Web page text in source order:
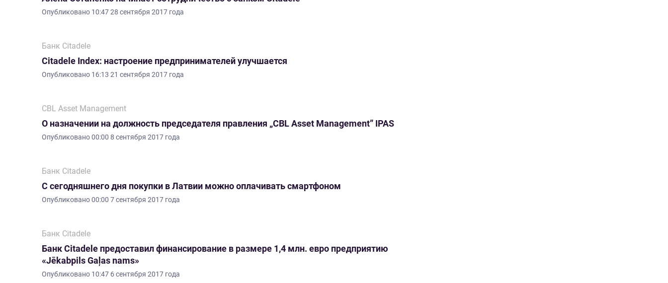
Опубликовано 10:47 28 сентября 2017 года
Банк Citadele
Citadele Index: настроение предпринимателей улучшается
Опубликовано 16:13 21 сентября 2017 года
CBL Asset Management
О назначении на должность председателя правления „CBL Asset Management” IPAS
Опубликовано00:00 8 сентября 2017 года
Банк Citadele
С сегодняшнего дня покупки в Латвии можно оплачивать смартфоном
Опубликовано00:00 7 сентября 2017 года
Банк Citadele
Банк Citadele предоставил финансирование в размере 1,4 млн. евро предприятию
«Jēkabpils Gaļas nams»
Опубликовано 10:47 6 сентября 2017 года